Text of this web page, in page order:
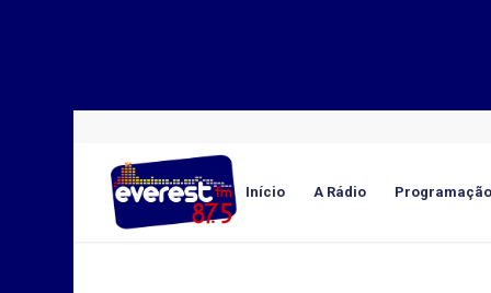
Início A Rádio Programação